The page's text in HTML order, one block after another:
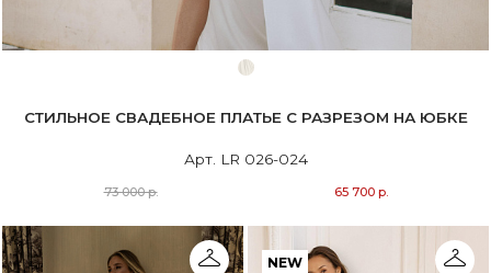
СТИЛЬНОЕ СВАДЕБНОЕ ПЛАТЬЕ С РАЗРЕЗОМ НА ЮБКЕ
Арт. LR 026-024
73 000 р. 65 700 р.
NEW